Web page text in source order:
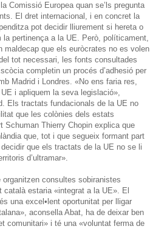
Comissió Europea quan se’ls pregunta
El dret internacional, i en concret la
pot decidir lliurement si hereta o
pertinença a la UE. Però, políticament,
maldecap que els euròcrates no es volen
tot necessari, les fonts consultades
completin un procés d’adhesió per
Madrid i Londres. «No ens faria res,
i apliquem la seva legislació»,
Els tractats fundacionals de la UE no
que les colònies dels estats
Schuman Thierry Chopin explica que
que, tot i que segueix formant part
que els tractats de la UE no se li
d’ultramar».
consultes sobiranistes
estaria «integrat a la UE». El
una excel•lent oportunitat per lligar
aconsella Abat, ha de deixar ben
comunitari» i té una «voluntat ferma de